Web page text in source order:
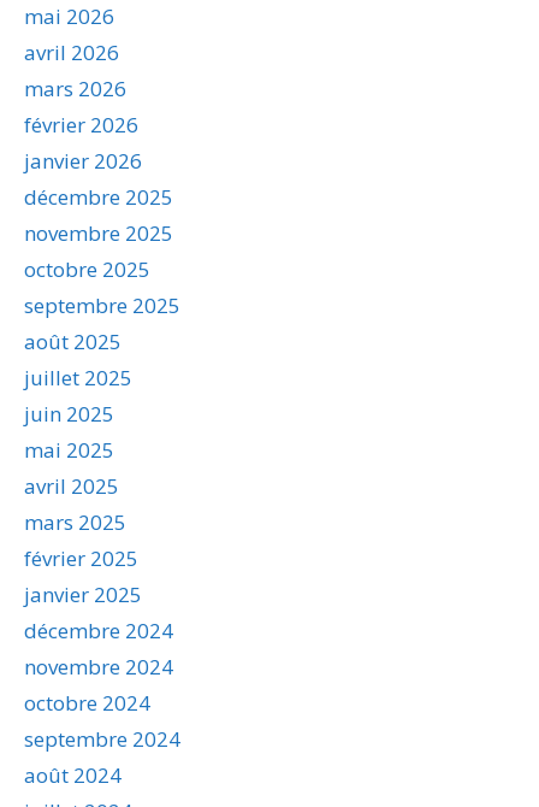
mai 2026
avril 2026
mars 2026
février 2026
janvier 2026
décembre 2025
novembre 2025
octobre 2025
septembre 2025
août 2025
juillet 2025
juin 2025
mai 2025
avril 2025
mars 2025
février 2025
janvier 2025
décembre 2024
novembre 2024
octobre 2024
septembre 2024
août 2024